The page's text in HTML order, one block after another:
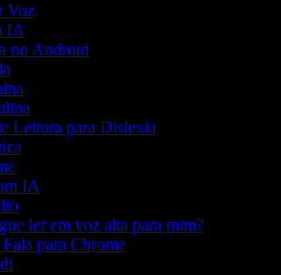
Voz
IA
no Android
Leitura para Dislexia
IA
ler em voz alta para mim?
para Chrome